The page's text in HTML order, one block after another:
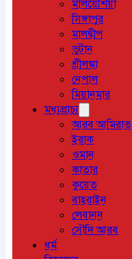
মালয়েশিয়া
সিঙ্গাপুর
মালদ্বীপ
ভুটান
শ্রীলঙ্কা
নেপাল
মিয়ানমার
মধ্যপ্রাচ্য
আরব আমিরাত
ইরাক
ওমান
কাতার
কুয়েত
বাহরাইন
লেবানন
সৌদি আরব
ধর্ম